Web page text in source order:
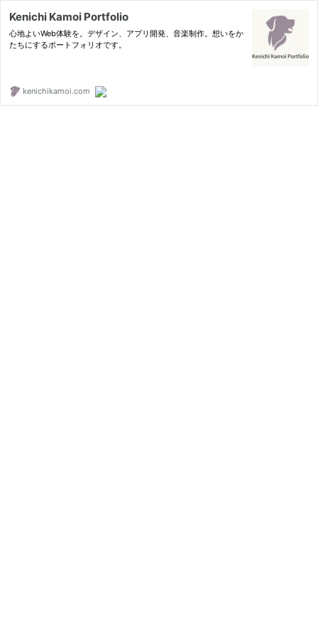
Kenichi Kamoi Portfolio
心地よいWeb体験を。デザイン、アプリ開発、音楽制作。想いをか
たちにするポートフォリオです。
kenichikamoi.com